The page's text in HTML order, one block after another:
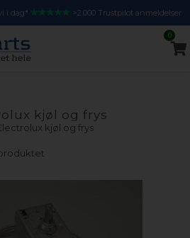
i dag* >2.000 Trustpilot anmeldelser
0
kjøl og frys
kjøl og frys